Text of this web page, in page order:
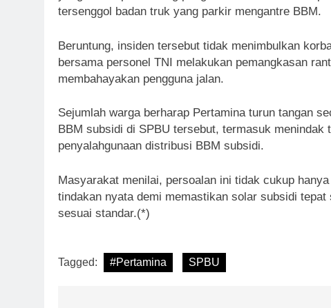
tersenggol badan truk yang parkir mengantre BBM.
Beruntung, insiden tersebut tidak menimbulkan
bersama personel TNI melakukan pemangkasan
membahayakan pengguna jalan.
Sejumlah warga berharap Pertamina turun tangan
BBM subsidi di SPBU tersebut, termasuk
penyalahgunaan distribusi BBM subsidi.
Masyarakat menilai, persoalan ini tidak cukup
tindakan nyata demi memastikan solar subsidi
sesuai standar.(*)
Tagged: #Pertamina SPBU